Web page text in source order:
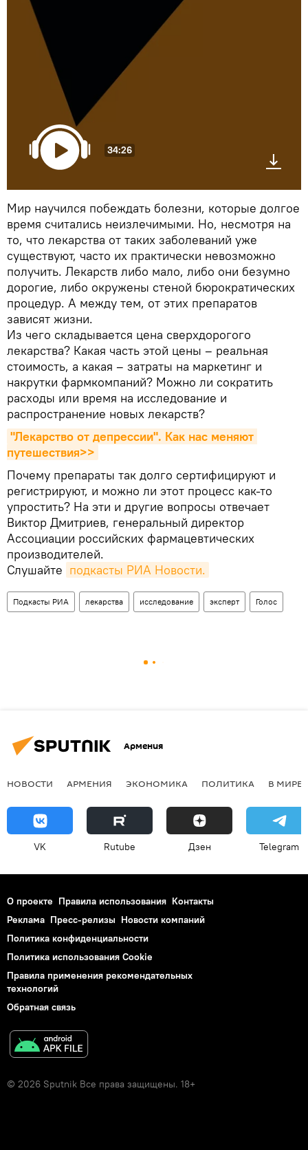
34:26
Мир научился побеждать болезни, которые долгое
время считались неизлечимыми. Но, несмотря на
то, что лекарства от таких заболеваний уже
существуют, часто их практически невозможно
получить. Лекарств либо мало, либо они безумно
дорогие, либо окружены стеной бюрократических
процедур. А между тем, от этих препаратов
зависят жизни.
Из чего складывается цена сверхдорогого
лекарства? Какая часть этой цены – реальная
стоимость, а какая – затраты на маркетинг и
накрутки фармкомпаний? Можно ли сократить
расходы или время на исследование и
распространение новых лекарств?
"Лекарство от депрессии". Как нас меняют
путешествия>>
Почему препараты так долго сертифицируют и
регистрируют, и можно ли этот процесс как-то
упростить? На эти и другие вопросы отвечает
Виктор Дмитриев, генеральный директор
Ассоциации российских фармацевтических
производителей.
Слушайте подкасты РИА Новости.
Подкасты РИА лекарства исследование эксперт Голос
Армения
НОВОСТИ АРМЕНИЯ ЭКОНОМИКА ПОЛИТИКА В МИРЕ
VK Rutube Дзен Telegram
О проекте Правила использования Контакты
Реклама Пресс-релизы Новости компаний
Политика конфиденциальности
Политика использования Cookie
Правила применения рекомендательных
технологий
Обратная связь
© 2026 Sputnik Все права защищены. 18+